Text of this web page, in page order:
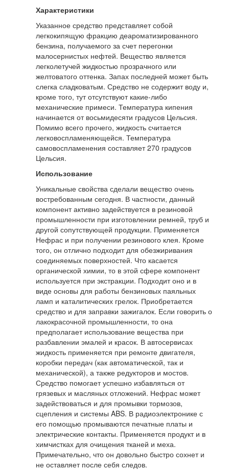
Характеристики
Указанное средство представляет собой
легкокипящую фракцию деароматизированного
бензина, получаемого за счет перегонки
малосернистых нефтей. Вещество является
легколетучей жидкостью прозрачного или
желтоватого оттенка. Запах последней может быть
слегка сладковатым. Средство не содержит воду и,
кроме того, тут отсутствуют какие-либо
механические примеси. Температура кипения
начинается от восьмидесяти градусов Цельсия.
Помимо всего прочего, жидкость считается
легковоспламеняющейся. Температура
самовоспламенения составляет 270 градусов
Цельсия.
Использование
Уникальные свойства сделали вещество очень
востребованным сегодня. В частности, данный
компонент активно задействуется в резиновой
промышленности при изготовлении ремней, труб и
другой сопутствующей продукции. Применяется
Нефрас и при получении резинового клея. Кроме
того, он отлично подходит для обезжиривания
соединяемых поверхностей. Что касается
органической химии, то в этой сфере компонент
используется при экстракции. Подходит оно и в
виде основы для работы бензиновых паяльных
ламп и каталитических грелок. Приобретается
средство и для заправки зажигалок. Если говорить о
лакокрасочной промышленности, то она
предполагает использование вещества при
разбавлении эмалей и красок. В автосервисах
жидкость применяется при ремонте двигателя,
коробки передач (как автоматической, так и
механической), а также редукторов и мостов.
Средство помогает успешно избавляться от
грязевых и масляных отложений. Нефрас может
задействоваться и для промывки тормозов,
сцепления и системы ABS. В радиоэлектронике с
его помощью промываются печатные платы и
электрические контакты. Применяется продукт и в
химчистках для очищения тканей и меха.
Примечательно, что он довольно быстро сохнет и
не оставляет после себя следов.